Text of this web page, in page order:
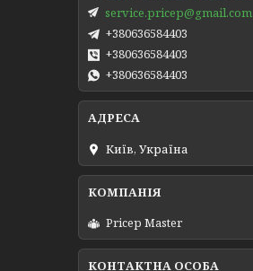
service.pricep@gmail.com
+380636584403
+380636584403
+380636584403
Київ, Україна
Pricep Master